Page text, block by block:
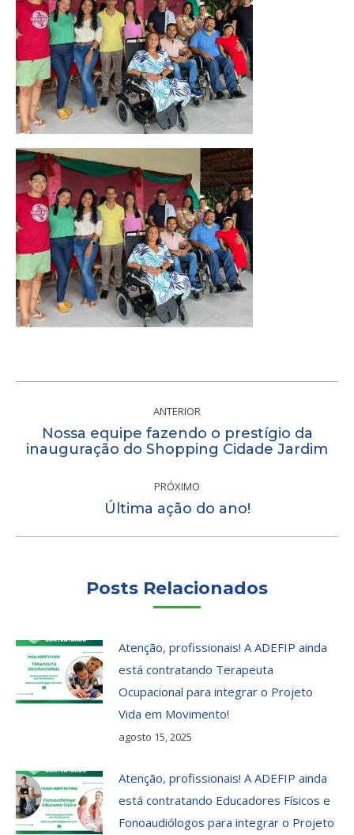
post:
ANTERIOR
Post
anterior:
Nossa equipe fazendo o prestígio da
inauguração do Shopping Cidade Jardim
PRÓXIMO
Próximo
Última ação do ano!
Posts Relacionados
Atenção, profissionais! A ADEFIP ainda
está contratando Terapeuta
Ocupacional para integrar o Projeto
Vida em Movimento!
agosto 15, 2025
Atenção, profissionais! A ADEFIP ainda
está contratando Educadores Físicos e
Fonoaudiólogos para integrar o Projeto